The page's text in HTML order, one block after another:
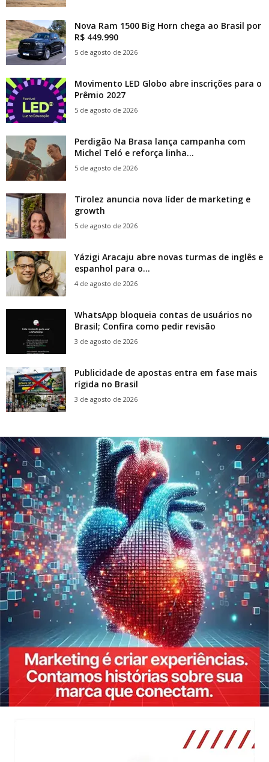
Nova Ram 1500 Big Horn chega ao Brasil por
R$ 449.990
5 de agosto de 2026
Movimento LED Globo abre inscrições para o
Prêmio 2027
5 de agosto de 2026
Perdigão Na Brasa lança campanha com
Michel Teló e reforça linha...
5 de agosto de 2026
Tirolez anuncia nova líder de marketing e
growth
5 de agosto de 2026
Yázigi Aracaju abre novas turmas de inglês e
espanhol para o...
4 de agosto de 2026
WhatsApp bloqueia contas de usuários no
Brasil; Confira como pedir revisão
3 de agosto de 2026
Publicidade de apostas entra em fase mais
rígida no Brasil
3 de agosto de 2026